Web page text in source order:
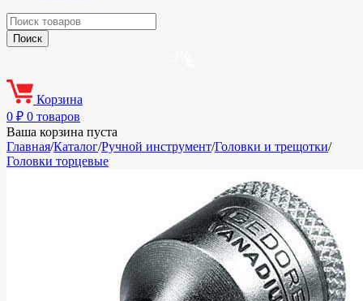
Корзина
0 ₽ 0 товаров
Ваша корзина пуста
Главная/Каталог/Ручной инструмент/Головки и трещотки/
Головки торцевые